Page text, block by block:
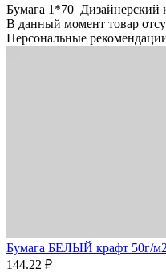
Бумага 1*70
В данный момент товар
Персональные
Бумага БЕЛЫЙ крафт 50г/
144.22 ₽